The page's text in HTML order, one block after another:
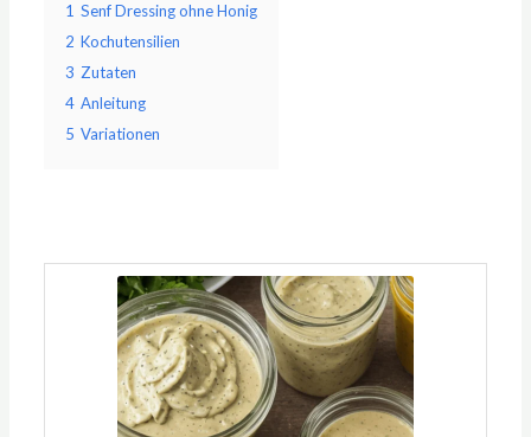
1 Senf Dressing ohne Honig
2 Kochutensilien
3 Zutaten
4 Anleitung
5 Variationen
Minuten Minuten
Minuten